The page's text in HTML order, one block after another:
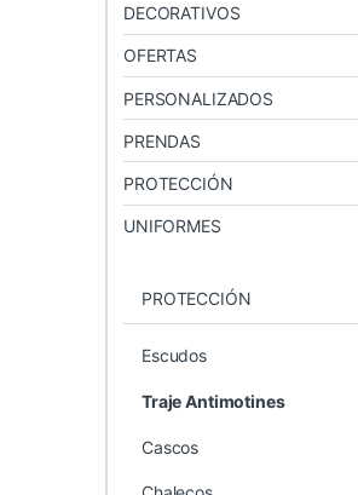
DECORATIVOS
OFERTAS
PERSONALIZADOS
PRENDAS
PROTECCIÓN
UNIFORMES
PROTECCIÓN
Escudos
Traje Antimotines
Cascos